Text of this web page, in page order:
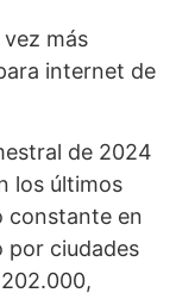
más
internet de
de 2024
los últimos
constante en
por ciudades